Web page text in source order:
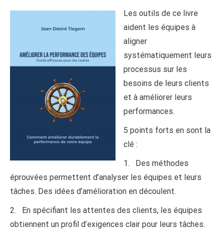
Les outils de ce livre
aident les équipes à
aligner
systématiquement leurs
processus sur les
besoins de leurs clients
et à améliorer leurs
performances.
5 points forts en sont la
clé :
1. Des méthodes
éprouvées permettent d’analyser les équipes et leurs
tâches. Des idées d’amélioration en découlent.
2. En spécifiant les attentes des clients, les équipes
obtiennent un profil d’exigences clair pour leurs tâches.